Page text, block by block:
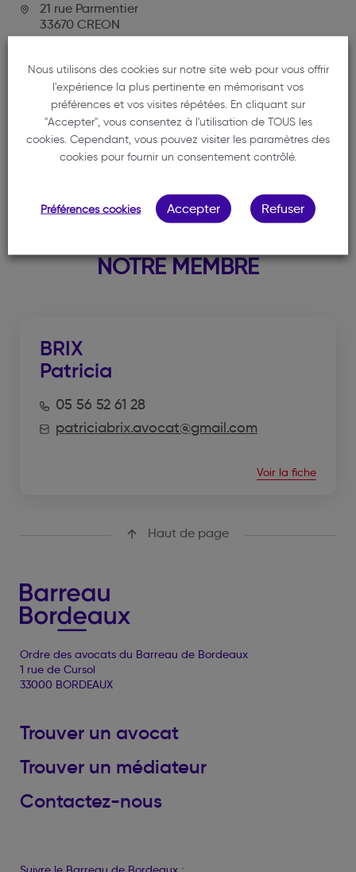
21 rue Parmentier
33670 CREON
21 rue Parmentier
33670 CREON
05 56 52 61 28
NOTRE MEMBRE
BRIX
Patricia
05 56 52 61 28
patriciabrix.avocat@gmail.com
Voir la fiche
Haut de page
Ordre des avocats du Barreau de Bordeaux
1 rue de Cursol
33000 BORDEAUX
Trouver un avocat
Trouver un médiateur
Contactez-nous
Nous utilisons des cookies sur notre site web pour vous offrir
l'expérience la plus pertinente en mémorisant vos
préférences et vos visites répétées. En cliquant sur
"Accepter", vous consentez à l'utilisation de TOUS les
cookies. Cependant, vous pouvez visiter les paramètres des
cookies pour fournir un consentement contrôlé.
Préférences cookies Accepter Refuser